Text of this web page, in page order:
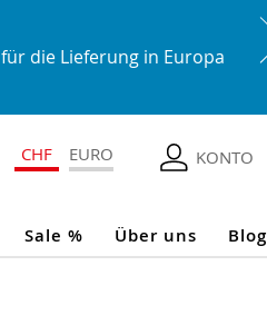
für die Lieferung in Europa
KONTO
CHF EURO
Sale % Über uns Blog